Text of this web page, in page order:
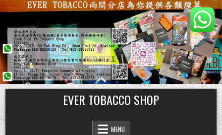
Skip
to
content
EVER TOBACCO SHOP
MENU